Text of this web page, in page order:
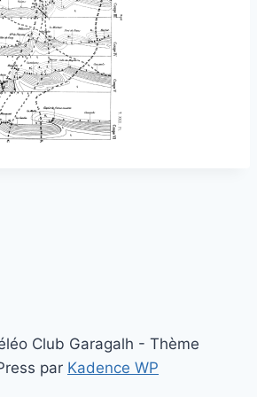
Club Garagalh - Thème
par Kadence WP